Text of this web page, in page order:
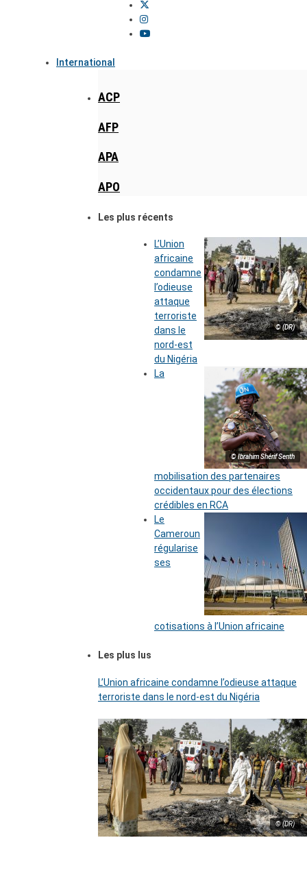
International
ACP
AFP
APA
APO
Les plus récents
© (DR)
L’Union
africaine
condamne
l’odieuse
attaque
terroriste
dans le
nord-est
du Nigéria
© Ibrahim Shérif Senth
La
mobilisation des partenaires
occidentaux pour des élections
crédibles en RCA
Le
Cameroun
régularise
ses
cotisations à l’Union africaine
Les plus lus
L’Union africaine condamne l’odieuse attaque
terroriste dans le nord-est du Nigéria
© (DR)